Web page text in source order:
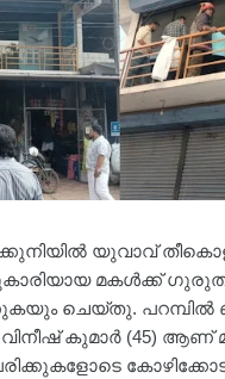
യുവാവ്
മകൾക്ക്
ചെയ്തു. പറമ്പിൽ
കുമാർ (45) ആണ്